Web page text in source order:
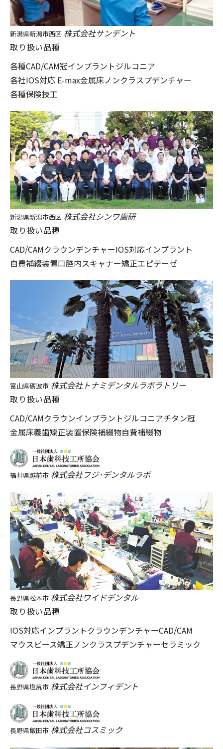
新潟県新潟市西区 株式会社サンデント
取り扱い品種
各種CAD/CAM冠インプラントジルコニア
各社IOS対応 E-max金属床ノンクラスプデンチャー
各種保険技工
新潟県新潟市西区 株式会社シンワ歯研
取り扱い品種
CAD/CAMクラウンデンチャーIOS対応インプラント
自費補綴装置口腔内スキャナー矯正エピテーゼ
富山県砺波市 株式会社トナミデンタルラボラトリー
取り扱い品種
CAD/CAMクラウンインプラントジルコニアチタン冠
金属床義歯矯正装置保険補綴物自費補綴物
福井県越前市 株式会社フジ･デンタルラボ
長野県松本市 株式会社ワイドデンタル
取り扱い品種
IOS対応インプラントクラウンデンチャーCAD/CAM
マウスピース矯正ノンクラスプデンチャーセラミック
長野県塩尻市 株式会社インフィデント
長野県飯田市 株式会社コスミック